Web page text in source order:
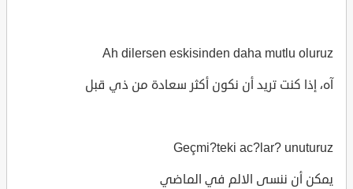
Ah dilersen eskisinden daha mutlu oluruz
آه، إذا كنت تريد أن نكون أكثر سعادة من ذي قبل
Geçmi?teki ac?lar? unuturuz
يمكن أن ننسى الالم في الماضي